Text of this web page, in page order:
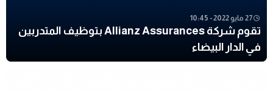
27 مايو 2022 - 10:45
تقوم شركة Allianz Assurances بتوظيف المتدربين
في الدار البيضاء